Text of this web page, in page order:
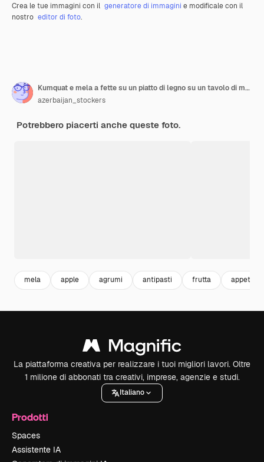
Crea le tue immagini con il generatore di immagini e modificale con il
nostro editor di foto.
Kumquat e mela a fette su un piatto di legno su un tavolo di marmo.
azerbaijan_stockers
Potrebbero piacerti anche queste foto.
mela apple agrumi antipasti frutta appetizer
La piattaforma creativa per realizzare i tuoi migliori lavori. Oltre
1 milione di abbonati tra creativi, imprese, agenzie e studi.
Italiano
Prodotti
Spaces
Assistente IA